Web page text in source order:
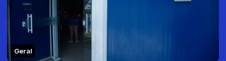
Geral